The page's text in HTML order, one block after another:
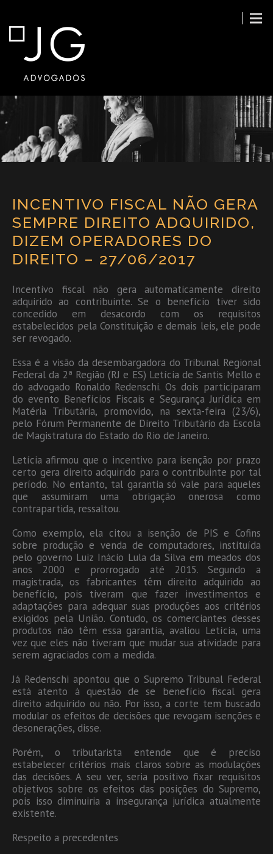
INCENTIVO FISCAL NÃO GERA
SEMPRE DIREITO ADQUIRIDO,
DIZEM OPERADORES DO
DIREITO – 27/06/2017
Incentivo fiscal não gera automaticamente direito
adquirido ao contribuinte. Se o benefício tiver sido
concedido em desacordo com os requisitos
estabelecidos pela Constituição e demais leis, ele pode
ser revogado.
Essa é a visão da desembargadora do Tribunal Regional
Federal da 2ª Região (RJ e ES) Letícia de Santis Mello e
do advogado Ronaldo Redenschi. Os dois participaram
do evento Benefícios Fiscais e Segurança Jurídica em
Matéria Tributária, promovido, na sexta-feira (23/6),
pelo Fórum Permanente de Direito Tributário da Escola
de Magistratura do Estado do Rio de Janeiro.
Letícia afirmou que o incentivo para isenção por prazo
certo gera direito adquirido para o contribuinte por tal
período. No entanto, tal garantia só vale para aqueles
que assumiram uma obrigação onerosa como
contrapartida, ressaltou.
Como exemplo, ela citou a isenção de PIS e Cofins
sobre produção e venda de computadores, instituída
pelo governo Luiz Inácio Lula da Silva em meados dos
anos 2000 e prorrogado até 2015. Segundo a
magistrada, os fabricantes têm direito adquirido ao
benefício, pois tiveram que fazer investimentos e
adaptações para adequar suas produções aos critérios
exigidos pela União. Contudo, os comerciantes desses
produtos não têm essa garantia, avaliou Letícia, uma
vez que eles não tiveram que mudar sua atividade para
serem agraciados com a medida.
Já Redenschi apontou que o Supremo Tribunal Federal
está atento à questão de se benefício fiscal gera
direito adquirido ou não. Por isso, a corte tem buscado
modular os efeitos de decisões que revogam isenções e
desonerações, disse.
Porém, o tributarista entende que é preciso
estabelecer critérios mais claros sobre as modulações
das decisões. A seu ver, seria positivo fixar requisitos
objetivos sobre os efeitos das posições do Supremo,
pois isso diminuiria a insegurança jurídica atualmente
existente.
Respeito a precedentes